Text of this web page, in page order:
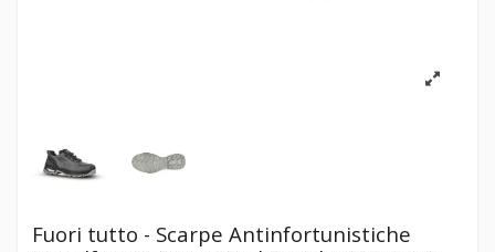
Fuori tutto - Scarpe Antinfortunistiche